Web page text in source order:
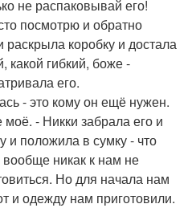
не распаковывай его!
посмотрю и обратно
коробку и достала
какой гибкий, боже -
его.
- это кому он ещё нужен.
- Никки забрала его и
и положила в сумку - что
никак к нам не
Но для начала нам
и одежду нам приготовили.